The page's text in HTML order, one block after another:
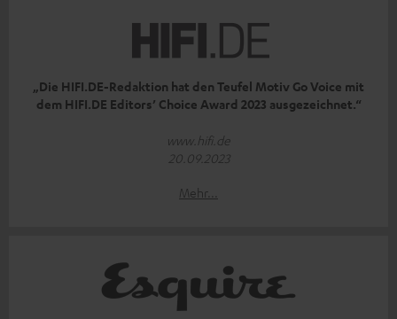
„Die HIFI.DE-Redaktion hat den Teufel Motiv Go Voice mit
dem HIFI.DE Editors’ Choice Award 2023 ausgezeichnet.“
www.hifi.de
20.09.2023
Mehr...